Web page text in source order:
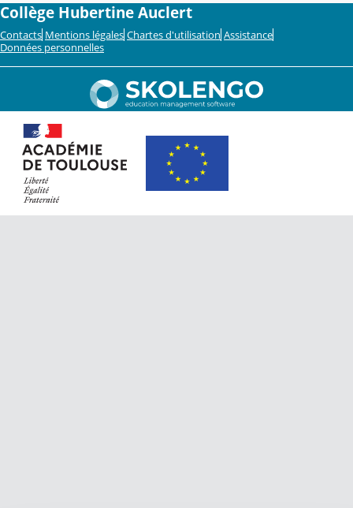
Collège Hubertine Auclert
Contacts Mentions légales Chartes d'utilisation Assistance
Données personnelles